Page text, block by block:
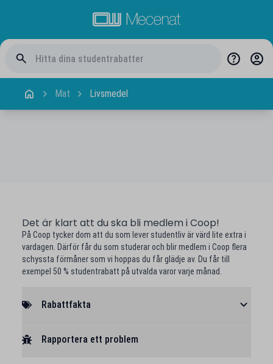
Mat Livsmedel
Det är klart att du ska bli medlem i Coop!
På Coop tycker dom att du som lever studentliv är värd lite extra i
vardagen. Därför får du som studerar och blir medlem i Coop flera
schyssta förmåner som vi hoppas du får glädje av. Du får till
exempel 50 % studentrabatt på utvalda varor varje månad.
Rabattfakta
Rapportera ett problem